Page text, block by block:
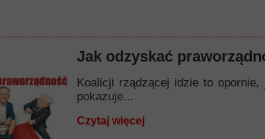
Jak odzyskać
Koalicji rządzącej idzie to
pokazuje...
Czytaj więcej